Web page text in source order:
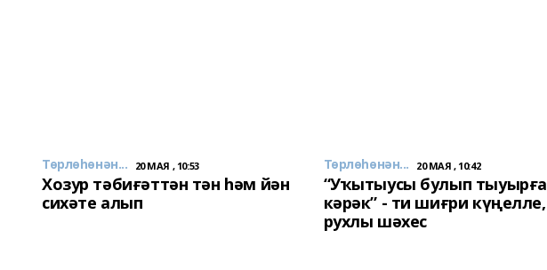
Төрлөһөнән... 20 МАЯ , 10:53
Хозур тәбиғәттән тән һәм йән
сихәте алып
Төрлөһөнән... 20 МАЯ , 10:42
“Уҡытыусы булып тыуырға
кәрәк” - ти шиғри күңелле,
рухлы шәхес